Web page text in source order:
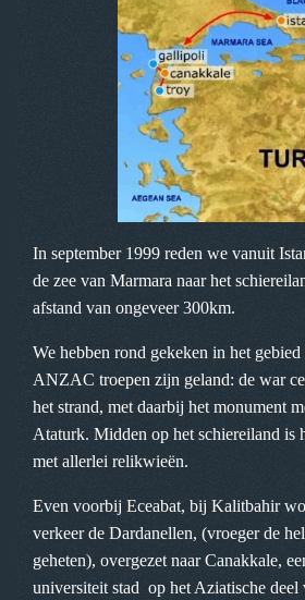
In september 1999 reden we vanuit
de zee van Marmara naar het
afstand van ongeveer 300km.
We hebben rond gekeken in het
ANZAC troepen zijn geland: de war
het strand, met daarbij het monument
Ataturk. Midden op het schiereiland is
met allerlei relikwieën.
Even voorbij Eceabat, bij Kalitbahir
verkeer de Dardanellen, (vroeger de
geheten), overgezet naar Canakkale,
universiteit stad op het Aziatische